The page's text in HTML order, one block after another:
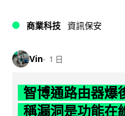
商業科技 資訊保安
Vin 1 日
智博通路由器爆
稱漏洞是功能在